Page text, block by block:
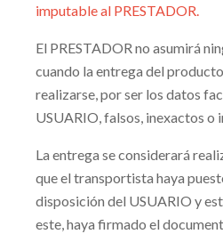
imputable al PRESTADOR.
El PRESTADOR no asumirá
cuando la entrega del
realizarse, por ser los datos
USUARIO, falsos, inexactos o
La entrega se considerará
que el transportista haya
disposición del USUARIO y
este, haya firmado el